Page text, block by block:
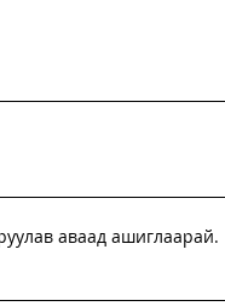
аваад ашиглаарай.